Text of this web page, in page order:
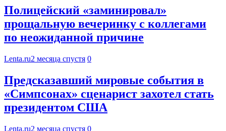
Полицейский «заминировал»
прощальную вечеринку с коллегами
по неожиданной причине
Lenta.ru2 месяца спустя 0
Предсказавший мировые события в
«Симпсонах» сценарист захотел стать
президентом США
Lenta.ru2 месяца спустя 0